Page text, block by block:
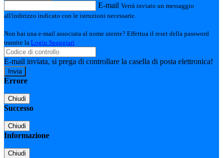
E-mail Verrà inviato un messaggio
all'indirizzo indicato con le istruzioni necessarie.
Non hai una e-mail associata al nome utente? Effettua il reset della password
tramite la Login Spaggiari
E-mail inviata, si prega di controllare la casella di posta elettronica!
Errore
Chiudi
Successo
Chiudi
Informazione
Chiudi